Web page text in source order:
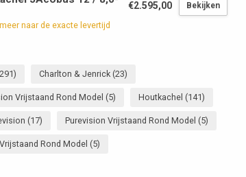
naar de exacte levertijd
€2.595,00 Bekijken
Charlton & Jenrick (23)
Vrijstaand Rond Model (5) Houtkachel (141)
(17) Purevision Vrijstaand Rond Model (5)
Vrijstaand Rond Model (5)